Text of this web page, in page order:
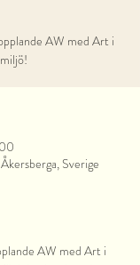
AW med Art i
Sverige
AW med Art i